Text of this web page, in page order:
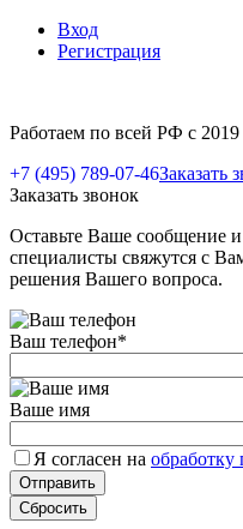
Вход
Регистрация
Работаем по всей РФ с 2019
+7 (495) 789-07-46Заказать
Заказать звонок
Оставьте Ваше сообщение
специалисты свяжутся с
решения Вашего вопроса.
Ваш телефон*
Ваше имя
Я согласен на